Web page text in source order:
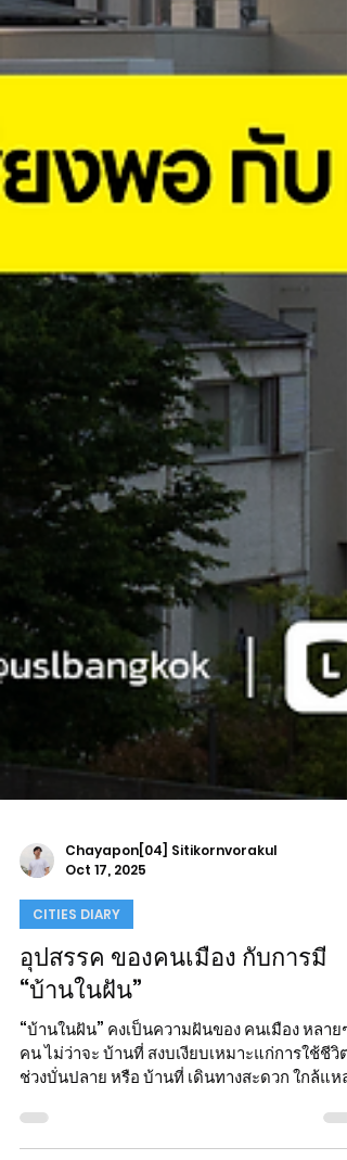
Chayapon[04] Sitikornvorakul
Oct 17, 2025
CITIES DIARY
อุปสรรค ของคนเมือง กับการมี
“บ้านในฝัน”